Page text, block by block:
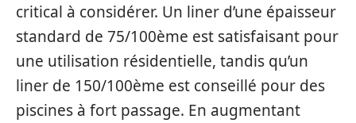
critical à considérer. Un liner d’une épaisseur
standard de 75/100ème est satisfaisant pour
une utilisation résidentielle, tandis qu’un
liner de 150/100ème est conseillé pour des
piscines à fort passage. En augmentant